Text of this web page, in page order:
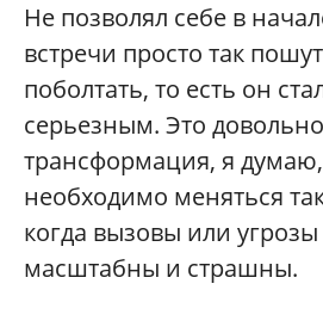
Не позволял себе в
встречи просто так
поболтать, то есть он
серьезным. Это
трансформация, я
необходимо меняться
когда вызовы или угрозы
масштабны и страшны.